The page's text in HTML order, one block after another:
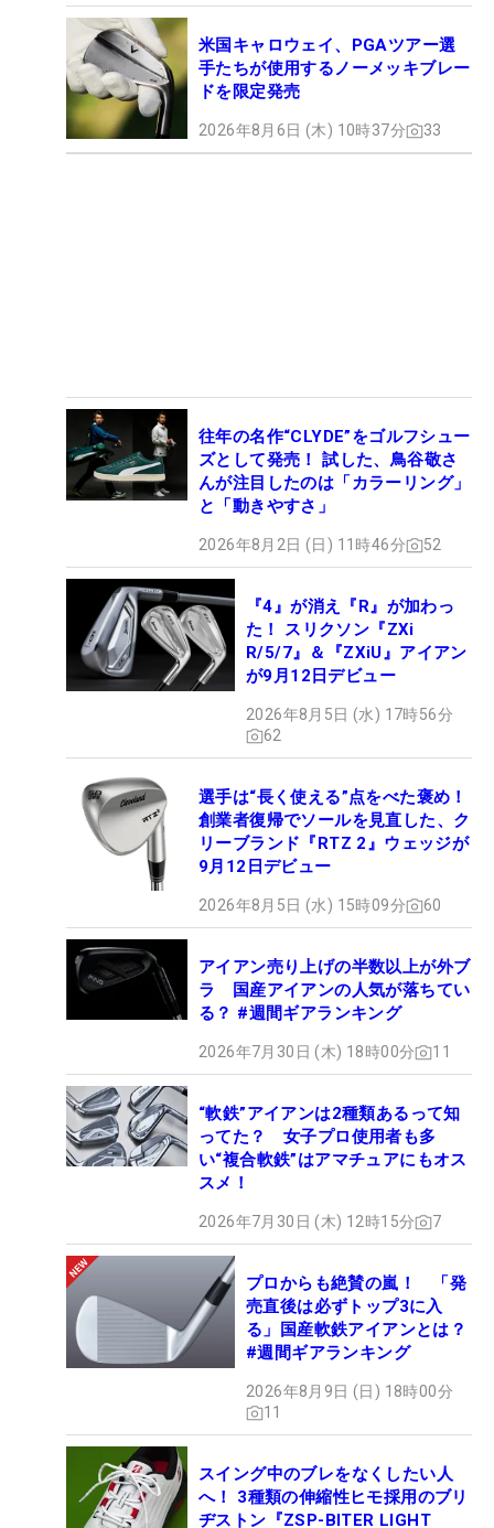
米国キャロウェイ、PGAツアー選
手たちが使用するノーメッキブレー
ドを限定発売
2026年8月6日 (木) 10時37分 33
往年の名作“CLYDE”をゴルフシュー
ズとして発売！ 試した、鳥谷敬さ
んが注目したのは「カラーリング」
と「動きやすさ」
2026年8月2日 (日) 11時46分 52
『4』が消え『R』が加わっ
た！ スリクソン『ZXi
R/5/7』＆『ZXiU』アイアン
が9月12日デビュー
2026年8月5日 (水) 17時56分
62
選手は“長く使える”点をべた褒め！
創業者復帰でソールを見直した、ク
リーブランド『RTZ 2』ウェッジが
9月12日デビュー
2026年8月5日 (水) 15時09分 60
アイアン売り上げの半数以上が外ブ
ラ 国産アイアンの人気が落ちてい
る？ #週間ギアランキング
2026年7月30日 (木) 18時00分 11
“軟鉄”アイアンは2種類あるって知
ってた？ 女子プロ使用者も多
い“複合軟鉄”はアマチュアにもオス
スメ！
2026年7月30日 (木) 12時15分 7
プロからも絶賛の嵐！ 「発
売直後は必ずトップ3に入
る」国産軟鉄アイアンとは？
#週間ギアランキング
2026年8月9日 (日) 18時00分
11
スイング中のブレをなくしたい人
へ！ 3種類の伸縮性ヒモ採用のブリ
ヂストン『ZSP-BITER LIGHT